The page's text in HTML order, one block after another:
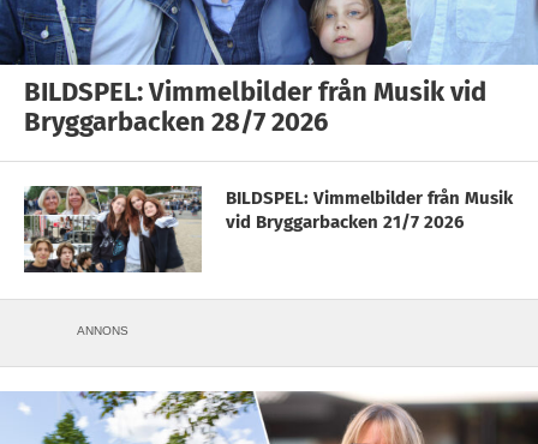
BILDSPEL: Vimmelbilder från Musik vid
Bryggarbacken 28/7 2026
BILDSPEL: Vimmelbilder från Musik
vid Bryggarbacken 21/7 2026
ANNONS